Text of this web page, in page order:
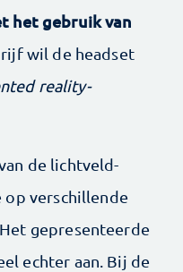
het gebruik van
wil de headset
reality-
de lichtveld-
op verschillende
gepresenteerde
echter aan. Bij de